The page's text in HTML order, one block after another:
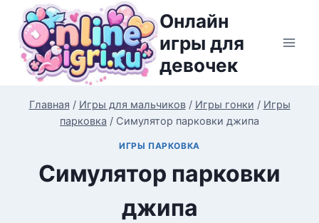
Перейти
содержимому
Онлайн
игры для
девочек
Главная / Игры для мальчиков / Игры гонки / Игры
парковка / Симулятор парковки джипа
ИГРЫ ПАРКОВКА
Симулятор парковки
джипа